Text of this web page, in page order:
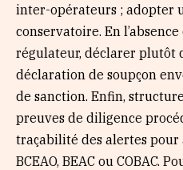
inter-opérateurs ; adopter
conservatoire. En
régulateur, déclarer plutôt
déclaration de soupçon
de sanction. Enfin,
preuves de diligence
traçabilité des alertes
BCEAO, BEAC ou COBAC.